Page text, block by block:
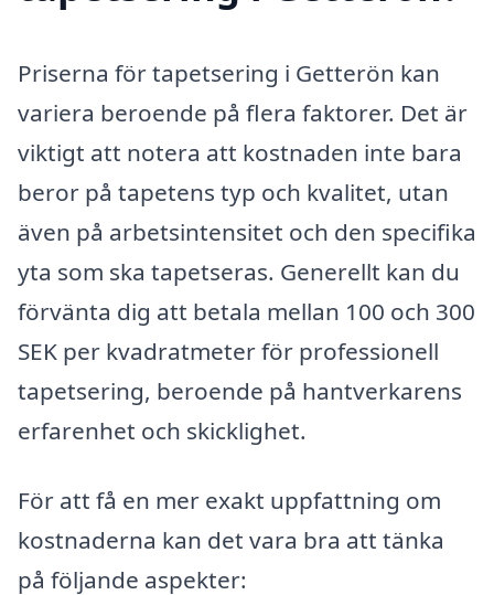
Priserna för tapetsering i Getterön kan
variera beroende på flera faktorer. Det är
viktigt att notera att kostnaden inte bara
beror på tapetens typ och kvalitet, utan
även på arbetsintensitet och den specifika
yta som ska tapetseras. Generellt kan du
förvänta dig att betala mellan 100 och 300
SEK per kvadratmeter för professionell
tapetsering, beroende på hantverkarens
erfarenhet och skicklighet.
För att få en mer exakt uppfattning om
kostnaderna kan det vara bra att tänka
på följande aspekter: